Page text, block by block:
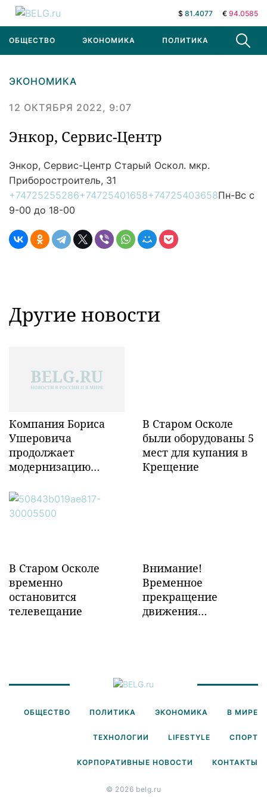
$ 81.4077 € 94.0585
ОБЩЕСТВО ЭКОНОМИКА ПОЛИТИКА В МИРЕ
ЭКОНОМИКА
12 ОКТЯБРЯ 2022, 9:07
Энкор, Сервис-Центр
Энкор, Сервис-Центр Старый Оскол. мкр.
Приборостроитель, 31
+74725255286+74725401658+74725403658Пн-Вс с
9-00 до 18-00
Другие новости
Компания Бориса
Ушеровича
продолжает
модернизацию
инфраструктуры в
Забайкалье
В Старом Осколе
были оборудованы 5
мест для купания в
Крещение
В Старом Осколе
временно
остановится
телевещание
Внимание!
Временное
прекращение
движения
ОБЩЕСТВО ПОЛИТИКА ЭКОНОМИКА В МИРЕ
ТЕХНОЛОГИИ LIFESTYLE СПОРТ
КОРПОРАТИВНЫЕ НОВОСТИ КОНТАКТЫ
© 2026 belg.ru